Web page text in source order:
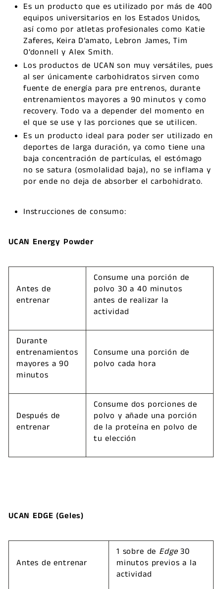
Es un producto que es utilizado por más de 400
equipos universitarios en los Estados Unidos,
así como por atletas profesionales como Katie
Zaferes, Keira D’amato, Lebron James, Tim
O’donnell y Alex Smith.
Los productos de UCAN son muy versátiles, pues
al ser únicamente carbohidratos sirven como
fuente de energía para pre entrenos, durante
entrenamientos mayores a 90 minutos y como
recovery. Todo va a depender del momento en
el que se use y las porciones que se utilicen.
Es un producto ideal para poder ser utilizado en
deportes de larga duración, ya como tiene una
baja concentración de partículas, el estómago
no se satura (osmolalidad baja), no se inflama y
por ende no deja de absorber el carbohidrato.
Instrucciones de consumo:
UCAN Energy Powder
Antes de
entrenar
Consume una porción de
polvo 30 a 40 minutos
antes de realizar la
actividad
Durante
entrenamientos
mayores a 90
minutos
Consume una porción de
polvo cada hora
Después de
entrenar
Consume dos porciones de
polvo y añade una porción
de la proteína en polvo de
tu elección
UCAN EDGE (Geles)
Antes de entrenar
1 sobre de Edge30
minutos previos a la
actividad